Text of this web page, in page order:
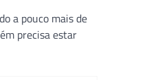
a pouco mais de
precisa estar